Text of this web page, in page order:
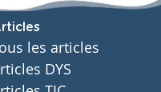
les articles
DYS